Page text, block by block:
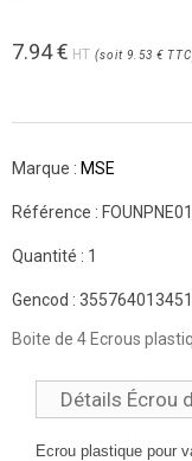
7.94€ HT (soit 9.53 € TTC
Marque : MSE
Référence :
Quantité : 1
Gencod :
Boite de 4 Ecrous
Détails Écrou
Ecrou plastique pour